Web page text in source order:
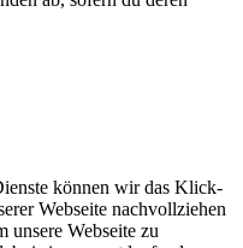
können wir das Klick-
Webseite nachvollziehen
unsere Webseite zu